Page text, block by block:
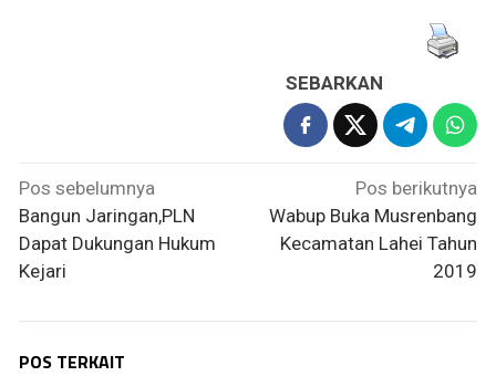
SEBARKAN
Navigasi
pos
Pos sebelumnya
Bangun Jaringan,PLN
Dapat Dukungan Hukum
Kejari
Pos berikutnya
Wabup Buka Musrenbang
Kecamatan Lahei Tahun
2019
POS TERKAIT